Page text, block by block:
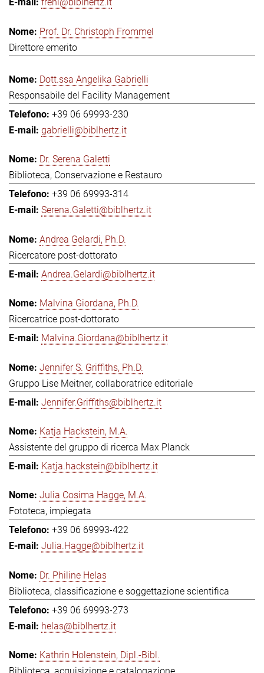
Prof. Dr. Christoph Frommel
Direttore emerito
Dott.ssa Angelika Gabrielli
Responsabile del Facility Management
+39 06 69993-230
gabrielli@biblhertz.it
Dr. Serena Galetti
Biblioteca, Conservazione e Restauro
+39 06 69993-314
Serena.Galetti@biblhertz.it
Andrea Gelardi, Ph.D.
Ricercatore post-dottorato
Andrea.Gelardi@biblhertz.it
Malvina Giordana, Ph.D.
Ricercatrice post-dottorato
Malvina.Giordana@biblhertz.it
Jennifer S. Griffiths, Ph.D.
Gruppo Lise Meitner, collaboratrice editoriale
Jennifer.Griffiths@biblhertz.it
Katja Hackstein, M.A.
Assistente del gruppo di ricerca Max Planck
Katja.hackstein@biblhertz.it
Julia Cosima Hagge, M.A.
Fototeca, impiegata
+39 06 69993-422
Julia.Hagge@biblhertz.it
Dr. Philine Helas
Biblioteca, classificazione e soggettazione scientifica
+39 06 69993-273
helas@biblhertz.it
Kathrin Holenstein, Dipl.-Bibl.